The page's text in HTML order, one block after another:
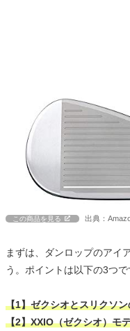
この商品を見る 出典：
まずは、ダンロップのアイ
う。ポイントは以下の3つで
【1】ゼクシオとスリクソ
【2】XXIO（ゼクシオ）モ